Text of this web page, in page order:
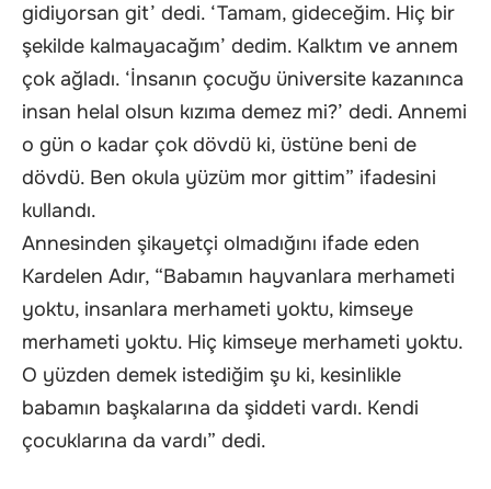
gidiyorsan git’ dedi. ‘Tamam, gideceğim. Hiç bir
şekilde kalmayacağım’ dedim. Kalktım ve annem
çok ağladı. ‘İnsanın çocuğu üniversite kazanınca
insan helal olsun kızıma demez mi?’ dedi. Annemi
o gün o kadar çok dövdü ki, üstüne beni de
dövdü. Ben okula yüzüm mor gittim” ifadesini
kullandı.
Annesinden şikayetçi olmadığını ifade eden
Kardelen Adır, “Babamın hayvanlara merhameti
yoktu, insanlara merhameti yoktu, kimseye
merhameti yoktu. Hiç kimseye merhameti yoktu.
O yüzden demek istediğim şu ki, kesinlikle
babamın başkalarına da şiddeti vardı. Kendi
çocuklarına da vardı” dedi.